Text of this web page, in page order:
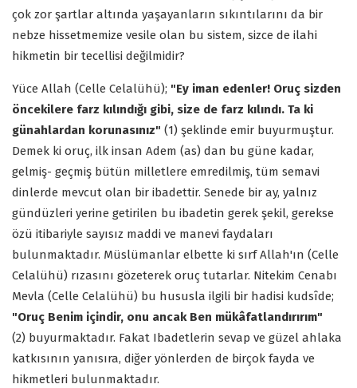
çok zor şartlar altında yaşayanların sıkıntılarını da bir
nebze hissetmemize vesile olan bu sistem, sizce de ilahi
hikmetin bir tecellisi değilmidir?
Yüce Allah (Celle Celalühü); "Ey iman edenler! Oruç sizden
öncekilere farz kılındığı gibi, size de farz kılındı. Ta ki
günahlardan korunasınız" (1) şeklinde emir buyurmuştur.
Demek ki oruç, ilk insan Adem (as) dan bu güne kadar,
gelmiş- geçmiş bütün milletlere emredilmiş, tüm semavi
dinlerde mevcut olan bir ibadettir. Senede bir ay, yalnız
gündüzleri yerine getirilen bu ibadetin gerek şekil, gerekse
özü itibariyle sayısız maddi ve manevi faydaları
bulunmaktadır. Müslümanlar elbette ki sırf Allah'ın (Celle
Celalühü) rızasını gözeterek oruç tutarlar. Nitekim Cenabı
Mevla (Celle Celalühü) bu hususla ilgili bir hadisi kudsîde;
"Oruç Benim içindir, onu ancak Ben mükâfatlandırırım"
(2) buyurmaktadır. Fakat Ibadetlerin sevap ve güzel ahlaka
katkısının yanısıra, diğer yönlerden de birçok fayda ve
hikmetleri bulunmaktadır.